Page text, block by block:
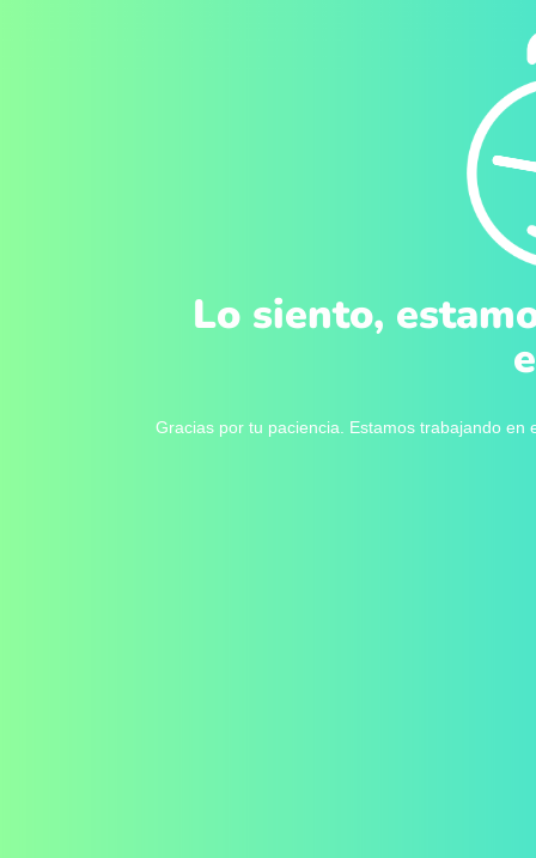
Lo siento,
Gracias por tu paciencia. Estamos trabajando en